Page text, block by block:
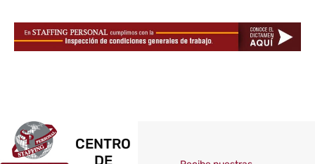
CENTRO
DE